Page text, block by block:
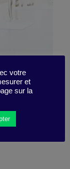
?
votre
et
sur la